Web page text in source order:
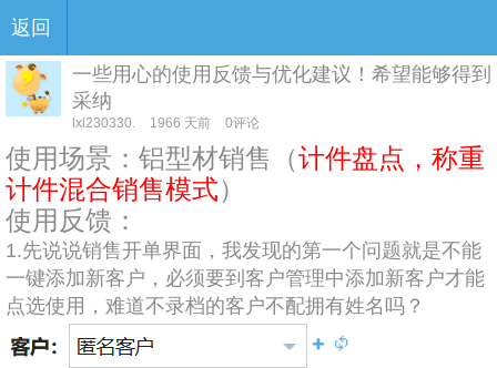
返回
一些用心的使用反馈与优化建议！希望能够得到
采纳
lxl230330. 1966 天前 0评论
使用场景：铝型材销售（计件盘点，称重
计件混合销售模式）
使用反馈：
1.先说说销售开单界面，我发现的第一个问题就是不能
一键添加新客户，必须要到客户管理中添加新客户才能
点选使用，难道不录档的客户不配拥有姓名吗？